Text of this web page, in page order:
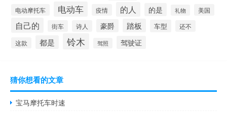
电动摩托车 电动车 疫情 的人 的是 礼物 美国
自己的 街车 诗人 豪爵 踏板 车型 还不
这款 都是 铃木 驾照 驾驶证
猜你想看的文章
宝马摩托车时速